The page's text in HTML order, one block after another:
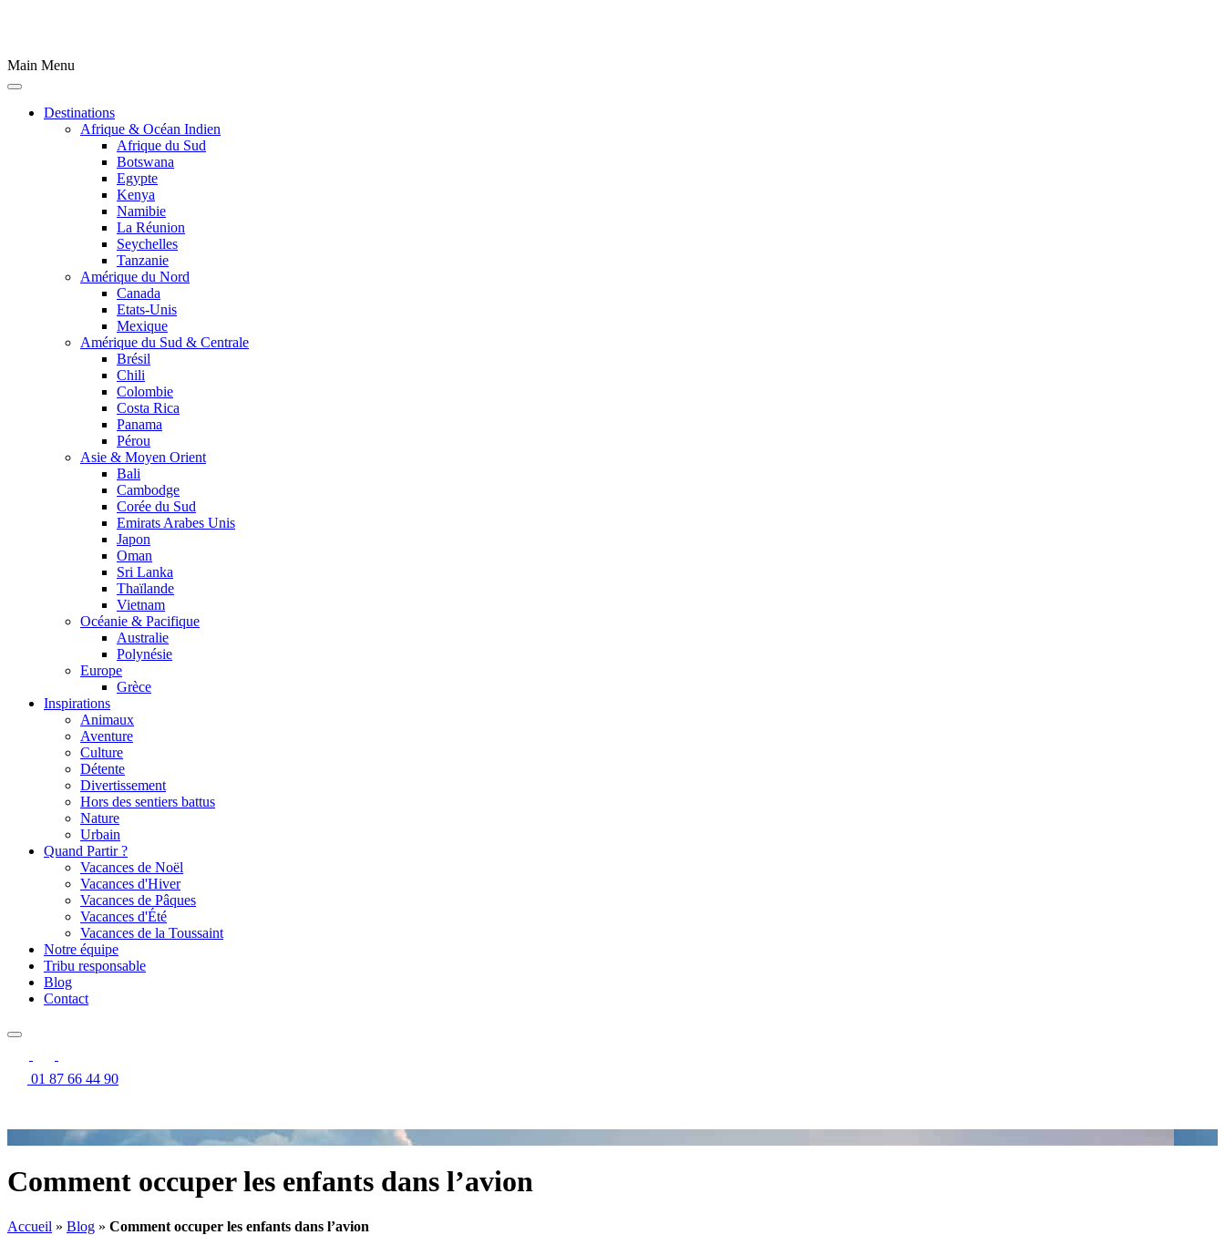
Main Menu
Destinations
Afrique & Océan Indien
Afrique du Sud
Botswana
Egypte
Kenya
Namibie
La Réunion
Seychelles
Tanzanie
Amérique du Nord
Canada
Etats-Unis
Mexique
Amérique du Sud & Centrale
Brésil
Chili
Colombie
Costa Rica
Panama
Pérou
Asie & Moyen Orient
Bali
Cambodge
Corée du Sud
Emirats Arabes Unis
Japon
Oman
Sri Lanka
Thaïlande
Vietnam
Océanie & Pacifique
Australie
Polynésie
Europe
Grèce
Inspirations
Animaux
Aventure
Culture
Détente
Divertissement
Hors des sentiers battus
Nature
Urbain
Quand Partir ?
Vacances de Noël
Vacances d'Hiver
Vacances de Pâques
Vacances d'Été
Vacances de la Toussaint
Notre équipe
Tribu responsable
Blog
Contact
01 87 66 44 90
Comment occuper les enfants dans l’avion
Accueil » Blog » Comment occuper les enfants dans l’avion